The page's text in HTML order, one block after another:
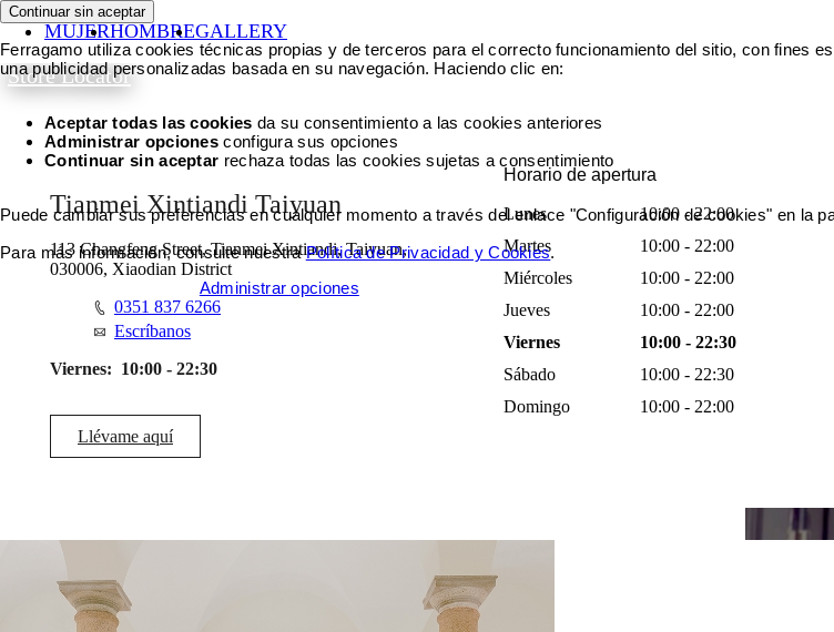
MUJERHOMBREGALLERY
Store Locator
Tianmei Xintiandi Taiyuan
113 Changfeng Street, Tianmei Xintiandi, Taiyuan,
030006, Xiaodian District
0351 837 6266
Escríbanos
Viernes: 10:00 - 22:30
Llévame aquí
Horario de apertura
Lunes
10:00 - 22:00
Martes
10:00 - 22:00
Miércoles
10:00 - 22:00
Jueves
10:00 - 22:00
Viernes
10:00 - 22:30
Sábado
10:00 - 22:30
Domingo
10:00 - 22:00
Continuar sin aceptar
Ferragamo utiliza cookies técnicas propias y de terceros para el correcto funcionamiento del sitio, con fines
una publicidad personalizadas basada en su navegación. Haciendo clic en:
Aceptar todas las cookies da su consentimiento a las cookies anteriores
Administrar opciones configura sus opciones
Continuar sin aceptar rechaza todas las cookies sujetas a consentimiento
Puede cambiar sus preferencias en cualquier momento a través del enlace "Configuración de cookies" en la
Para más información, consulte nuestraPolítica de Privacidad y Cookies.
Administrar opciones